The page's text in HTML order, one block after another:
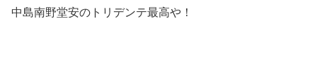
中島南野堂安のトリデンテ最高や！